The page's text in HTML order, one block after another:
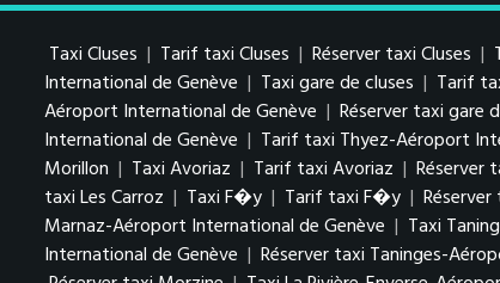
Taxi Cluses | Tarif taxi Cluses | Réserver taxi Cluses |
International de Genève | Taxi gare de cluses | Tarif
Aéroport International de Genève | Réserver taxi gare
International de Genève | Tarif taxi Thyez-Aéroport
Morillon | Taxi Avoriaz | Tarif taxi Avoriaz | Réserver
taxi Les Carroz | Taxi F�y | Tarif taxi F�y |
Marnaz-Aéroport International de Genève | Taxi
International de Genève | Réserver taxi Taninges-